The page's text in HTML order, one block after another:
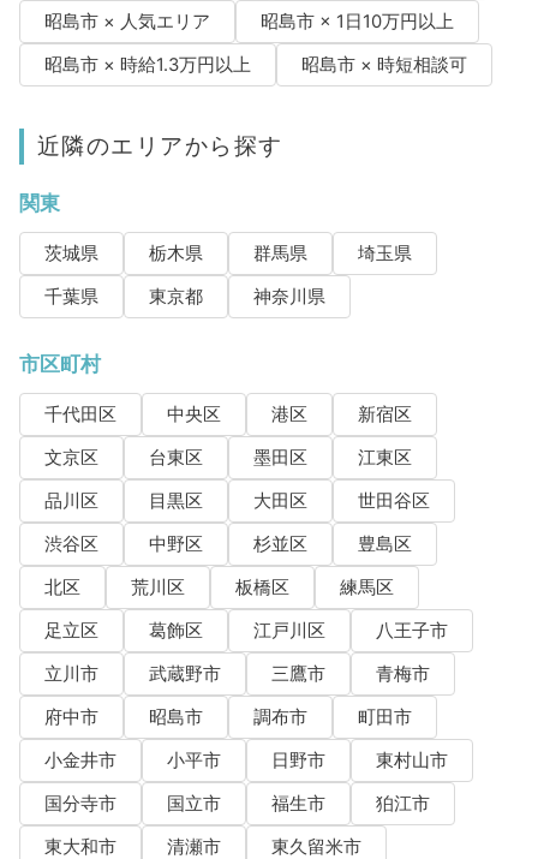
昭島市 × 人気エリア
昭島市 × 1日10万円以上
昭島市 × 時給1.3万円以上
昭島市 × 時短相談可
近隣のエリアから探す
関東
茨城県 栃木県 群馬県
埼玉県
千葉県
東京都 神奈川県
市区町村
千代田区 中央区 港区
新宿区
文京区
台東区 墨田区
江東区
品川区
目黒区 大田区
世田谷区
渋谷区
中野区 杉並区
豊島区
北区
荒川区 板橋区
練馬区
足立区
葛飾区 江戸川区
八王子市
立川市
武蔵野市 三鷹市
青梅市
府中市
昭島市 調布市
町田市
小金井市
小平市 日野市
東村山市
国分寺市
国立市 福生市
狛江市
東大和市
清瀬市
東久留米市